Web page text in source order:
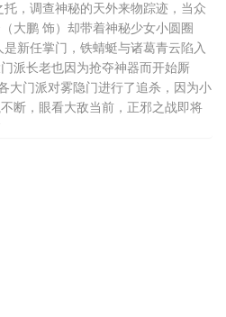
，调查神秘的天外来物踪迹，当众
大鹏 饰）却带着神秘少女小圆圈
是新任掌门，铁蜻蜓与诸葛青云陷入
派长老也因为抢夺神器而开始厮
大门派对雾隐门进行了追杀，因为小
断，眼看大敌当前，正邪之战即将